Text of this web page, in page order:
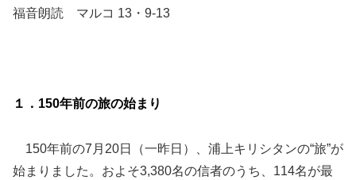
福音朗読 マルコ 13・9-13
１．150年前の旅の始まり
150年前の7月20日（一昨日）、浦上キリシタンの“旅”が
始まりました。およそ3,380名の信者のうち、114名が最